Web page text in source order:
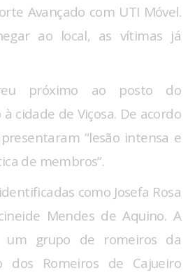
Avançado com UTI Móvel.
ao local, as vítimas já
próximo ao posto do
cidade de Viçosa. De acordo
“lesão intensa e
de membros”.
como Josefa Rosa
Mendes de Aquino. A
um grupo de romeiros da
dos Romeiros de Cajueiro